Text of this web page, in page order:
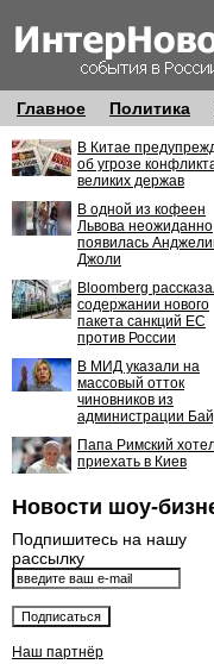
Главное Политика
В Китае
об угрозе
великих держав
В одной из кофеен
Львова неожиданно
появилась
Джоли
Bloomberg
содержании нового
пакета санкций ЕС
против России
В МИД указали на
массовый отток
чиновников из
администрации
Папа Римский
приехать в Киев
Новости шоу-
Подпишитесь на нашу
рассылку
Наш партнёр